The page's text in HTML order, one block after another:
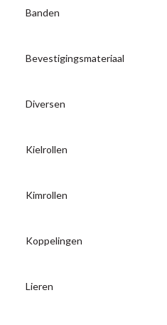
Banden
Bevestigingsmateriaal
Diversen
Kielrollen
Kimrollen
Koppelingen
Lieren